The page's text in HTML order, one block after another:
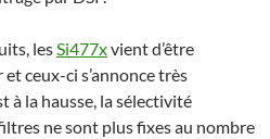
lesSi477xvient d’être
ceux-ci s’annonce très
à la hausse, la sélectivité
ne sont plus fixes au nombre